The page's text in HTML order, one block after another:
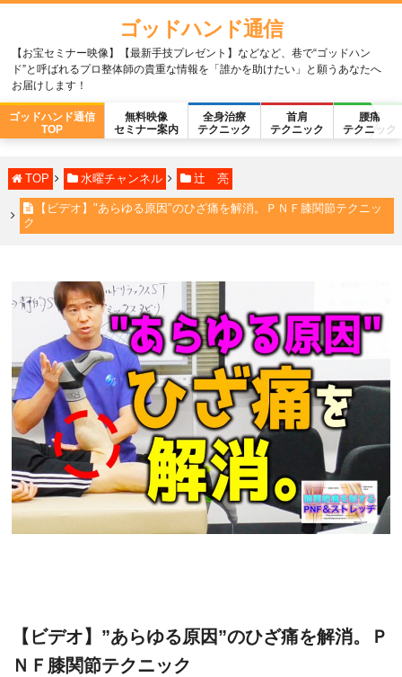
ゴッドハンド通信
【お宝セミナー映像】【最新手技プレゼント】などなど、巷で“ゴッドハン
ド”と呼ばれるプロ整体師の貴重な情報を「誰かを助けたい」と願うあなたへ
お届けします！
ゴッドハンド通信
TOP
無料映像
セミナー案内
全身治療
テクニック
首肩
テクニック
腰痛
テクニック
TOP 水曜チャンネル 辻 亮
【ビデオ】"あらゆる原因"のひざ痛を解消。ＰＮＦ膝関節テクニッ
ク
【ビデオ】”あらゆる原因”のひざ痛を解消。Ｐ
ＮＦ膝関節テクニック